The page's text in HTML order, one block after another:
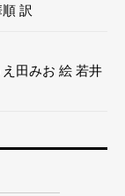
訳
田みお 絵 若井